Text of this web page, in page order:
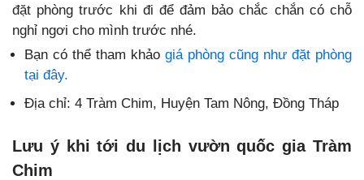
đặt phòng trước khi đi để đảm bảo chắc chắn có chỗ
nghỉ ngơi cho mình trước nhé.
Bạn có thể tham khảo giá phòng cũng như đặt phòng
tại đây.
Địa chỉ: 4 Tràm Chim, Huyện Tam Nông, Đồng Tháp
Lưu ý khi tới du lịch vườn quốc gia Tràm
Chim